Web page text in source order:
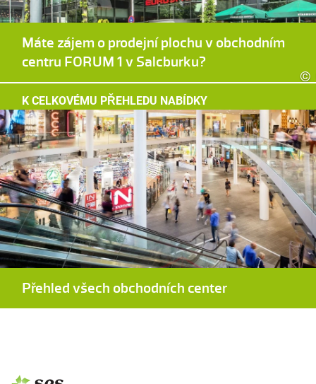
©
Máte zájem o prodejní plochu v obchodním
centru FORUM 1 v Salcburku?
K CELKOVÉMU PŘEHLEDU NABÍDKY
Přehled všech obchodních center